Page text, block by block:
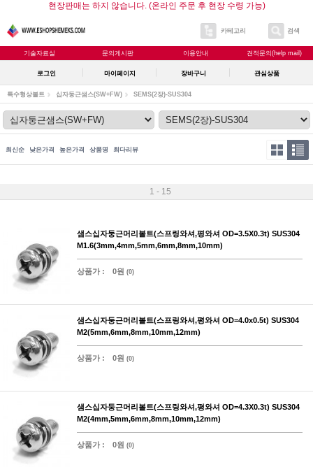
현장판매는 하지 않습니다. (온라인 주문 후 현장 수령 가능)
카테고리 검색
기술자료실 문의게시판 이용안내 견적문의(help mail)
로그인 마이페이지 장바구니 관심상품
특수형상볼트 십자둥근샘스(SW+FW) SEMS(2장)-SUS304
최신순 낮은가격 높은가격 상품명 최다리뷰
1 - 15
샘스십자둥근머리볼트(스프링와셔,평와셔 OD=3.5X0.3t) SUS304
M1.6(3mm,4mm,5mm,6mm,8mm,10mm)
상품가 : 0원 (0)
샘스십자둥근머리볼트(스프링와셔,평와셔 OD=4.0x0.5t) SUS304
M2(5mm,6mm,8mm,10mm,12mm)
상품가 : 0원 (0)
샘스십자둥근머리볼트(스프링와셔,평와셔 OD=4.3X0.3t) SUS304
M2(4mm,5mm,6mm,8mm,10mm,12mm)
상품가 : 0원 (0)